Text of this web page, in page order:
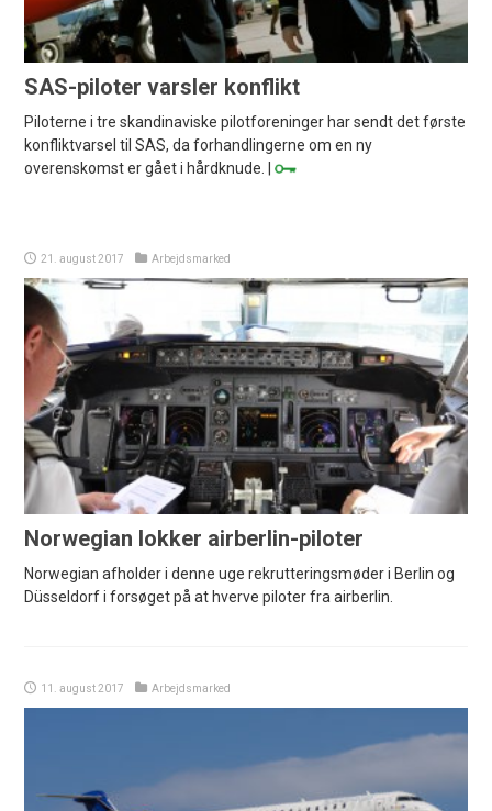
SAS-piloter varsler konflikt
Piloterne i tre skandinaviske pilotforeninger har sendt det første
konfliktvarsel til SAS, da forhandlingerne om en ny
overenskomst er gået i hårdknude. |
21. august 2017 Arbejdsmarked
Norwegian lokker airberlin-piloter
Norwegian afholder i denne uge rekrutteringsmøder i Berlin og
Düsseldorf i forsøget på at hverve piloter fra airberlin.
11. august 2017 Arbejdsmarked